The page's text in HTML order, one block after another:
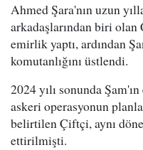
Ahmed Şara'nın uzun
arkadaşlarından biri
emirlik yaptı, ardından
komutanlığını üstlendi.
2024 yılı sonunda
askeri operasyonun
belirtilen Çiftçi, aynı
ettirilmişti.